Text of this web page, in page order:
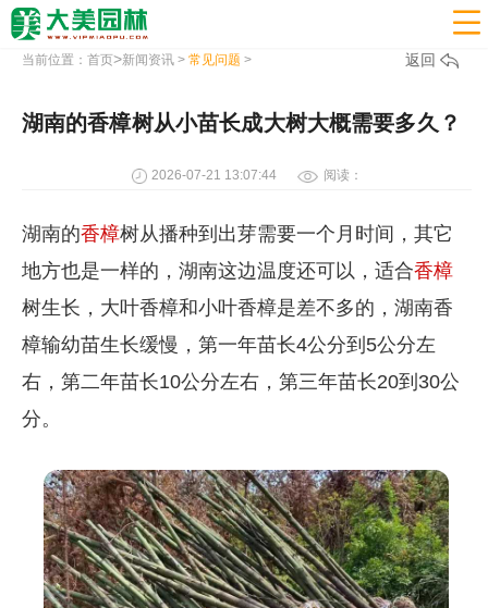

当前位置： 首页>新闻资讯> 常见问题 > 返回
湖南的香樟树从小苗长成大树大概需要多久？
2026-07-21 13:07:44 阅读：
湖南的香樟树从播种到出芽需要一个月时间，其它
地方也是一样的，湖南这边温度还可以，适合香樟
树生长，大叶香樟和小叶香樟是差不多的，湖南香
樟输幼苗生长缓慢，第一年苗长4公分到5公分左
右，第二年苗长10公分左右，第三年苗长20到30公
分。